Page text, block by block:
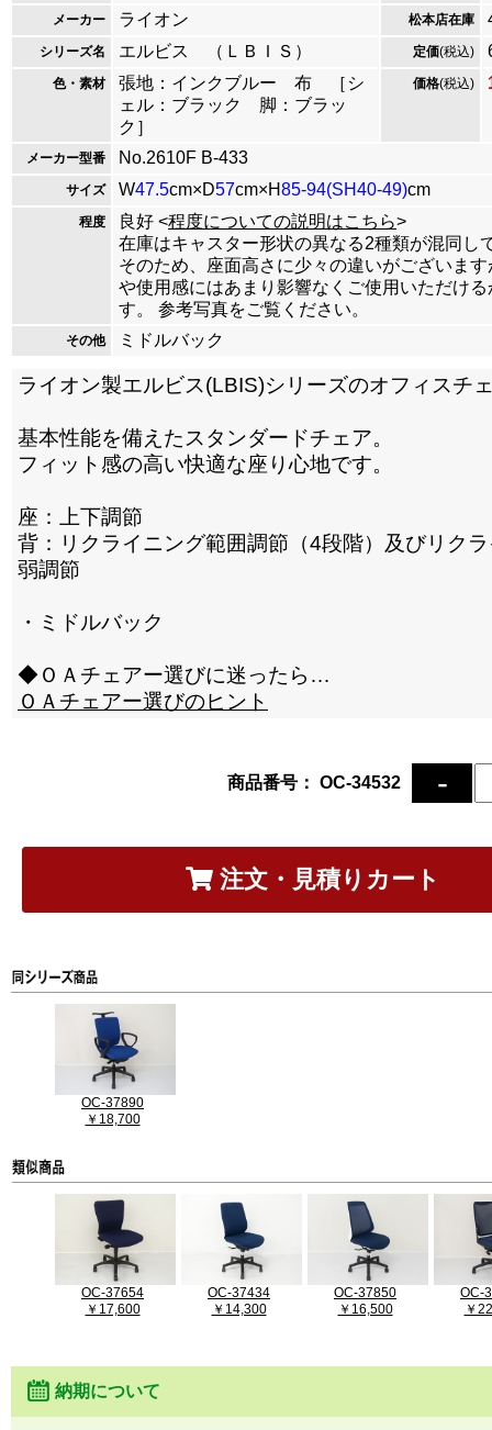
メーカー ライオン 松本店在庫
シリーズ名 エルビス （ＬＢＩＳ） 定価(税込)
色・素材
張地：インクブルー 布 ［シ
ェル：ブラック 脚：ブラッ
ク］
価格(税込)
メーカー型番 No.2610F B-433
サイズ W47.5cm×D57cm×H85-94(SH40-49)cm
程度 良好 <程度についての説明はこちら>
在庫はキャスター形状の異なる2種類が混同し
そのため、座面高さに少々の違いがございま
や使用感にはあまり影響なくご使用いただけ
す。 参考写真をご覧ください。
その他 ミドルバック
ライオン製エルビス(LBIS)シリーズのオフィスチ
基本性能を備えたスタンダードチェア。
フィット感の高い快適な座り心地です。
座：上下調節
背：リクライニング範囲調節（4段階）及びリク
弱調節
・ミドルバック
◆ＯＡチェアー選びに迷ったら…
ＯＡチェアー選びのヒント
商品番号： OC-34532
注文・見積りカート
OC-37890
￥18,700
OC-37654
￥17,600
OC-37434
￥14,300
OC-37850
￥16,500
OC-
￥
納期について